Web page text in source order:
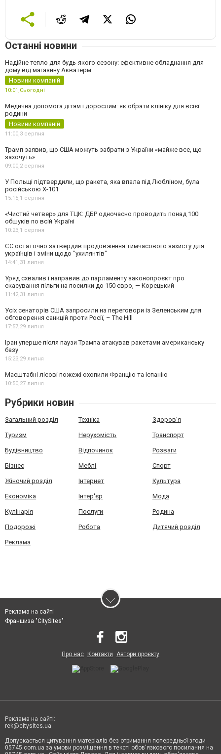
Останні новини
Надійне тепло для будь-якого сезону: ефективне обладнання для
дому від магазину Акватерм
Новини компаній
10:01,Сьогодні
Медична допомога дітям і дорослим: як обрати клініку для всієї
родини
Новини компаній
11:00,3 серпня
Трамп заявив, що США можуть забрати з України «майже все, що
захочуть»
09:00,2 серпня
У Польщі підтвердили, що ракета, яка впала під Любліном, була
російською Х-101
15:15,1 серпня
«Чистий четвер» для ТЦК: ДБР одночасно проводить понад 100
обшуків по всій Україні
10:23,1 серпня
ЄС остаточно затвердив продовження тимчасового захисту для
українців і зміни щодо "ухилянтів"
14:41,31 липня
Уряд схвалив і направив до парламенту законопроєкт про
скасування пільги на посилки до 150 євро, — Корецький
11:42,31 липня
Усіх сенаторів США запросили на переговори із Зеленським для
обговорення санкцій проти Росії, – The Hill
17:57,29 липня
Іран уперше після паузи Трампа атакував ракетами американську
базу
15:23,29 липня
Масштабні лісові пожежі охопили Францію та Іспанію
10:50,27 липня
Рубрики новин
Загальний розділ Техніка Здоров'я
Туризм Нерухомість Транспорт
Будівництво Відпочинок Розваги
Бізнес Меблі Спорт
Жіночий розділ Інтернет Культура
Економіка Інтер'єр Мода
Кулінарія Послуги Родина
Подорожі Робота Дитячий розділ
Реклама
Реклама на сайті
Франшиза "CitySites"
Про нас Контакти Автори проєкту
Реклама на сайті:
rek@citysites.ua
Допускається цитування матеріалів без отримання попередньої згоди
05745.com.ua за умови розміщення в тексті обов'язкового посилання на